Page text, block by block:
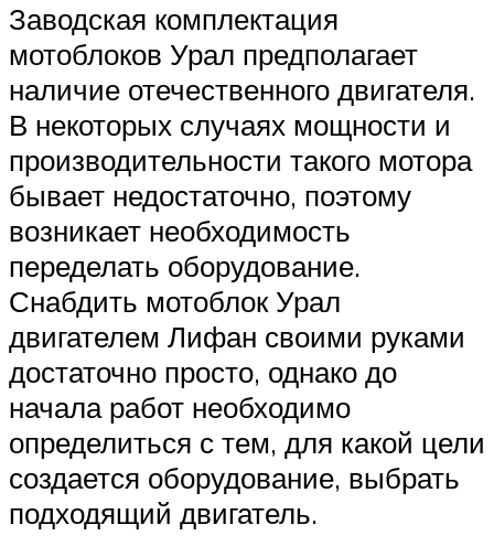
Заводская комплектация
мотоблоков Урал предполагает
наличие отечественного двигателя.
В некоторых случаях мощности и
производительности такого мотора
бывает недостаточно, поэтому
возникает необходимость
переделать оборудование.
Снабдить мотоблок Урал
двигателем Лифан своими руками
достаточно просто, однако до
начала работ необходимо
определиться с тем, для какой цели
создается оборудование, выбрать
подходящий двигатель.